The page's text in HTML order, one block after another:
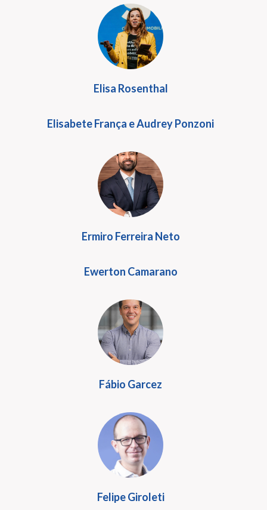
Elisa Rosenthal
Elisabete França e Audrey Ponzoni
Ermiro Ferreira Neto
Ewerton Camarano
Fábio Garcez
Felipe Giroleti